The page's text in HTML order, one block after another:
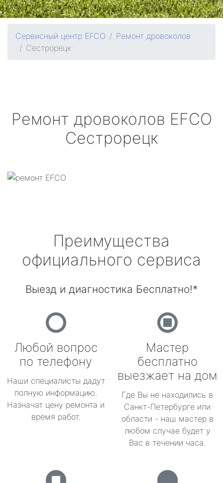
Сервисный центр EFCO
Ремонт дровоколов
Сестрорецк
Ремонт дровоколов EFCO
Сестрорецк
Преимущества
официального сервиса
Выезд и диагностика Бесплатно!*
Любой вопрос
по телефону
Наши специалисты дадут
полную информацию.
Назначат цену ремонта и
время работ.
Мастер
бесплатно
выезжает на дом
Где Вы не находились в
Санкт-Петербурге или
области - наш мастер в
любом случае будет у
Вас в течении часа.